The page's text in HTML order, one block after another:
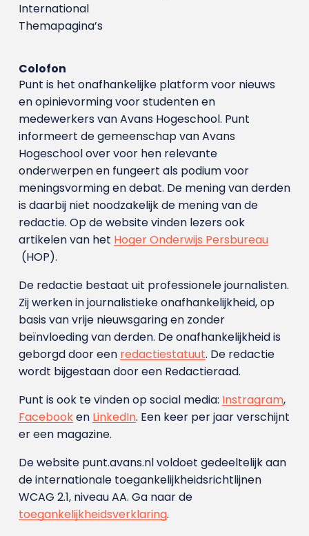
International
Themapagina’s
Colofon
Punt is het onafhankelijke platform voor nieuws
en opinievorming voor studenten en
medewerkers van Avans Hoge­school. Punt
informeert de gemeenschap van Avans
Hogeschool over voor hen relevante
onderwerpen en fungeert als podium voor
meningsvorming en debat. De mening van derden
is daarbij niet noodzakelijk de mening van de
redactie. Op de website vinden lezers ook
artikelen van het Hoger Onderwijs Persbureau
(HOP).
De redactie bestaat uit professionele journalisten.
Zij werken in journalistieke onafhankelijkheid, op
basis van vrije nieuwsgaring en zonder
beïnvloeding van derden. De onafhankelijkheid is
geborgd door een redactiestatuut. De redactie
wordt bijgestaan door een Redactieraad.
Punt is ook te vinden op social media: Instragram,
Facebooken LinkedIn. Een keer per jaar verschijnt
er een magazine.
De website punt.avans.nl voldoet gedeeltelijk aan
de internationale toegankelijkheidsrichtlijnen
WCAG 2.1, niveau AA. Ga naar de
toegankelijkheidsverklaring.